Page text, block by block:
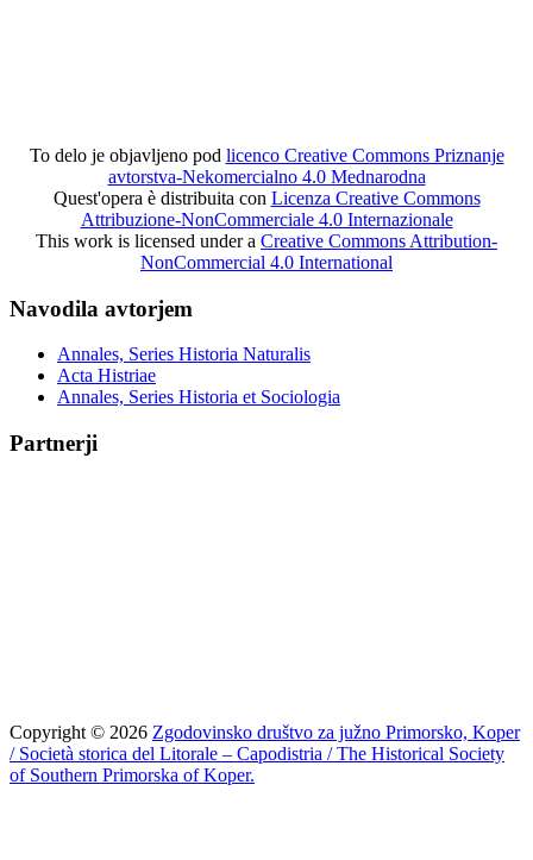
To delo je objavljeno pod licenco Creative Commons Priznanje
avtorstva-Nekomercialno 4.0 Mednarodna
Quest'opera è distribuita con Licenza Creative Commons
Attribuzione-NonCommerciale 4.0 Internazionale
This work is licensed under a Creative Commons Attribution-
NonCommercial 4.0 International
Navodila avtorjem
Annales, Series Historia Naturalis
Acta Histriae
Annales, Series Historia et Sociologia
Partnerji
Copyright © 2026 Zgodovinsko društvo za južno Primorsko, Koper
/ Società storica del Litorale – Capodistria / The Historical Society
of Southern Primorska of Koper.